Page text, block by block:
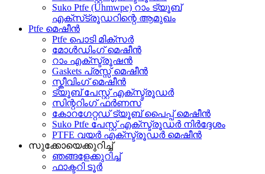
Suko Ptfe (Uhmwpe) റാം ട്യൂബ്
എക്‌സ്‌ട്രൂഡറിന്റെ ആമുഖം
Ptfe മെഷീൻ
Ptfe പൊടി മിക്സർ
മോൾഡിംഗ് മെഷീൻ
റാം എക്സ്ട്രൂഷൻ
Gaskets പ്രസ്സ് മെഷീൻ
സ്കീവിംഗ് മെഷീൻ
ട്യൂബ് പേസ്റ്റ് എക്സ്ട്രൂഡർ
സിന്ററിംഗ് ഫർണസ്
കോറഗേറ്റഡ് ട്യൂബ് പൈപ്പ് മെഷീൻ
Suko Ptfe പേസ്റ്റ് എക്സ്ട്രൂഡർ നിർദ്ദേശം
PTFE വയർ എക്സ്ട്രൂഡർ മെഷീൻ
സുക്കോയെക്കുറിച്ച്
ഞങ്ങളേക്കുറിച്ച്
ഫാക്ടറി ടൂർ